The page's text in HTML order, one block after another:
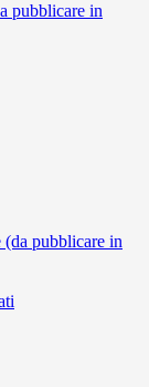
pubblicare in
(da pubblicare in